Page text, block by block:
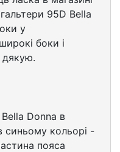
95D Bella
у
боки і
дякую.
Donna в
синьому кольорі -
пояса